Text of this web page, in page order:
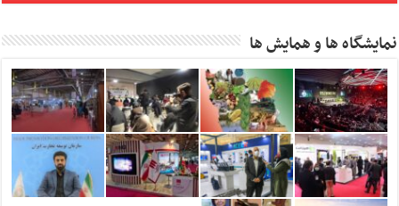
نمایشگاه ها و همایش ها